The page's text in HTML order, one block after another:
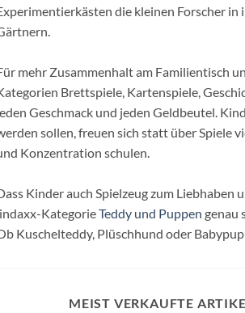
die kleinen Forscher
mehr Zusammenhalt am Familientisch
Brettspiele, Kartenspiele,
Geschmack und jeden Geldbeutel.
sollen, freuen sich statt über Spiele
Konzentration schulen.
Kinder auch Spielzeug zum
KategorieTeddy und Puppen genau
Kuschelteddy, Plüschhund oder
MEIST VERKAUFTE